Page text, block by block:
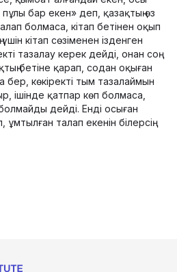
пұлы бар екен» деп, қазақтың өз
болмаса, кітап бетінен оқып
кітап сөзіменен ізденген
тазалау керек дейді, онан соң
бетіне қарап, содан оқыған
бер, көкіректі тым тазалаймын
ішінде қатпар көп болмаса,
дейді. Енді осыған
талап екенін білерсің.